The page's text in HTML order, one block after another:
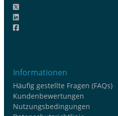
Informationen
Häufig gestellte Fragen (FAQs)
Kundenbewertungen
Nutzungsbedingungen